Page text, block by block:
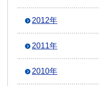
2012年
2011年
2010年